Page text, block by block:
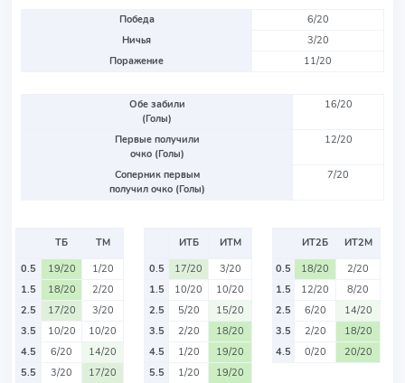
Победа
6/20
Ничья
3/20
Поражение
11/20
Обе забили
(Голы)
16/20
Первые получили
очко (Голы)
12/20
Соперник первым
получил очко (Голы)
7/20
ТБ
ТМ
0.5
19/20
1/20
1.5
18/20
2/20
2.5
17/20
3/20
3.5
10/20
10/20
4.5
6/20
14/20
5.5
3/20
17/20
ИТБ
ИТМ
0.5
17/20
3/20
1.5
10/20
10/20
2.5
5/20
15/20
3.5
2/20
18/20
4.5
1/20
19/20
5.5
1/20
19/20
ИТ2Б
ИТ2М
0.5
18/20
2/20
1.5
12/20
8/20
2.5
6/20
14/20
3.5
2/20
18/20
4.5
0/20 20/20